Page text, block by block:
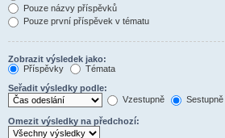
Pouze názvy příspěvků
Pouze první příspěvek v tématu
Zobrazit výsledek jako:
Příspěvky
Témata
Seřadit výsledky podle:
Vzestupně
Sestupně
Omezit výsledky na předchozí: